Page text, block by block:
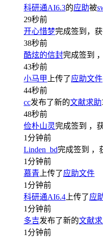
科研通AI6.3的应助被
29秒前
开心惜梦完成签到，
38秒前
酷炫的信封完成签到
43秒前
小马甲 上传了应助文件
44秒前
cc发布了新的文献求助
48秒前
俭朴山灵完成签到 ，
1分钟前
Linden_bd完成签到 ，
1分钟前
慕青 上传了应助文件
1分钟前
科研通AI6.4 上传了应
1分钟前
多吉发布了新的文献
1分钟前